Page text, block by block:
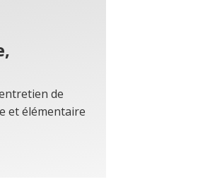
de
et élémentaire